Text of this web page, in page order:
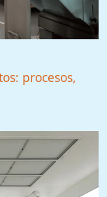
procesos,